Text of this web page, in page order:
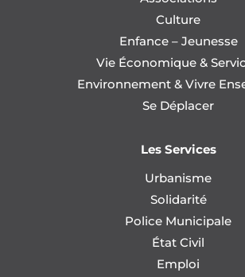
Culture
Enfance – Jeunesse
Vie Économique &
Environnement & Vivre
Se Déplacer
Les Services
Urbanisme
Solidarité
Police Municipale
État Civil
Emploi